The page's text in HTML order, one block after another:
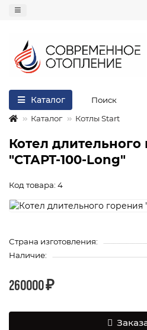
Каталог
Каталог Котлы Start
Котел длительного
"СТАРТ-100-Long"
Код товара: 4
Страна изготовления:
Наличие:
260000 ₽